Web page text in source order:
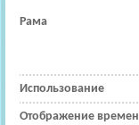
Рама
Использование
Отображение